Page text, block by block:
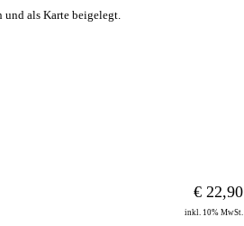
und als Karte beigelegt.
€ 22,90
inkl. 10% MwSt.